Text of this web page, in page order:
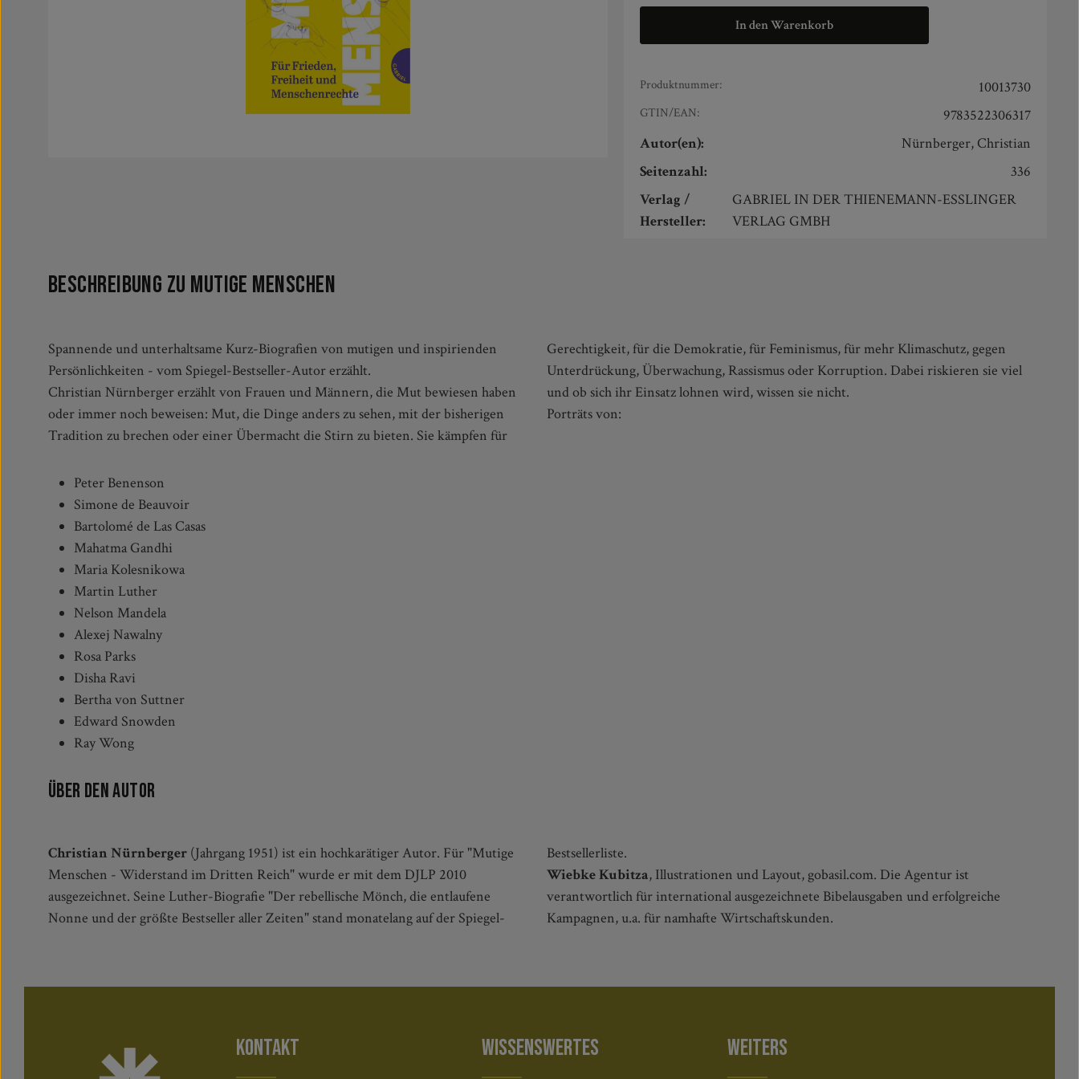
In den Warenkorb
Produktnummer: 10013730
GTIN/EAN:
9783522306317
Autor(en):
Nürnberger, Christian
Seitenzahl:
336
Verlag /
Hersteller:
GABRIEL IN DER THIENEMANN-ESSLINGER
VERLAG GMBH
Beschreibung zu Mutige Menschen
Spannende und unterhaltsame Kurz-Biografien von mutigen und inspirienden
Persönlichkeiten - vom Spiegel-Bestseller-Autor erzählt.
Christian Nürnberger erzählt von Frauen und Männern, die Mut bewiesen haben
oder immer noch beweisen: Mut, die Dinge anders zu sehen, mit der bisherigen
Tradition zu brechen oder einer Übermacht die Stirn zu bieten. Sie kämpfen für
Gerechtigkeit, für die Demokratie, für Feminismus, für mehr Klimaschutz, gegen
Unterdrückung, Überwachung, Rassismus oder Korruption. Dabei riskieren sie viel
und ob sich ihr Einsatz lohnen wird, wissen sie nicht.
Porträts von:
Peter Benenson
Simone de Beauvoir
Bartolomé de Las Casas
Mahatma Gandhi
Maria Kolesnikowa
Martin Luther
Nelson Mandela
Alexej Nawalny
Rosa Parks
Disha Ravi
Bertha von Suttner
Edward Snowden
Ray Wong
Über den Autor
Christian Nürnberger (Jahrgang 1951) ist ein hochkarätiger Autor. Für "Mutige
Menschen - Widerstand im Dritten Reich" wurde er mit dem DJLP 2010
ausgezeichnet. Seine Luther-Biografie "Der rebellische Mönch, die entlaufene
Nonne und der größte Bestseller aller Zeiten" stand monatelang auf der Spiegel-
Bestsellerliste.
Wiebke Kubitza, Illustrationen und Layout, gobasil.com. Die Agentur ist
verantwortlich für international ausgezeichnete Bibelausgaben und erfolgreiche
Kampagnen, u.a. für namhafte Wirtschaftskunden.
KONTAKT WISSENSWERTES WEITERS